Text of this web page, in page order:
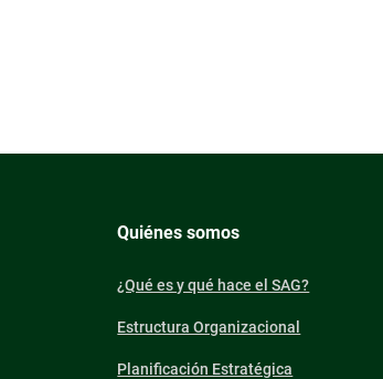
Quiénes somos
¿Qué es y qué hace el SAG?
Estructura Organizacional
Planificación Estratégica